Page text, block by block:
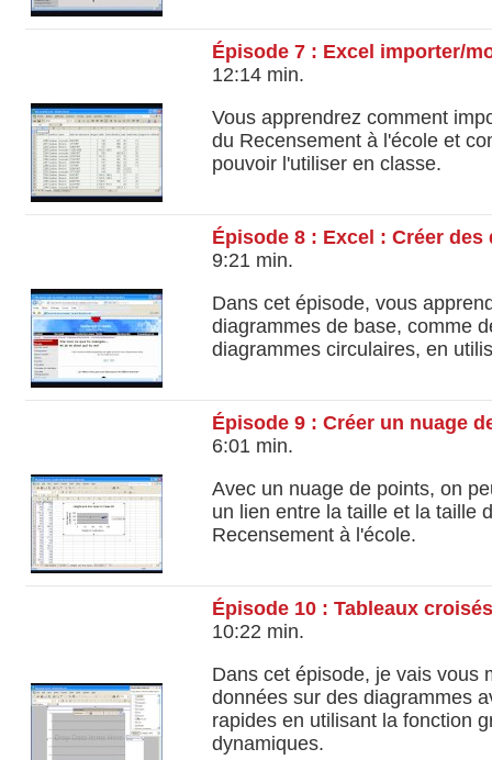
Épisode 7 : Excel importer/
12:14 min.
Vous apprendrez comment
du Recensement à l'école et
pouvoir l'utiliser en classe.
Épisode 8 : Excel : Créer des
9:21 min.
Dans cet épisode, vous
diagrammes de base, comme
diagrammes circulaires, en
Épisode 9 : Créer un nuage
6:01 min.
Avec un nuage de points, on
un lien entre la taille et la taille
Recensement à l'école.
Épisode 10 : Tableaux
10:22 min.
Dans cet épisode, je vais vous
données sur des diagrammes
rapides en utilisant la fonction
dynamiques.